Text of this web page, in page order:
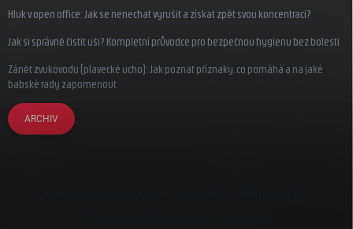
Hluk v open office: Jak se nenechat vyrušit a získat zpět svou koncentraci?
Jak si správně čistit uši? Kompletní průvodce pro bezpečnou hygienu bez bolesti
Zánět zvukovodu (plavecké ucho): Jak poznat příznaky, co pomáhá a na jaké
babské rady zapomenout
ARCHIV